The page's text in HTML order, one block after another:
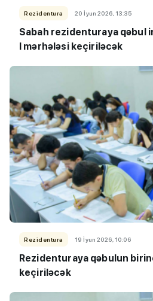
Rezidentura 20 İyun 2026, 13:35
Sabah rezidenturaya qəbul
I mərhələsi keçiriləcək
Rezidentura 19 İyun 2026, 10:06
Rezidenturaya qəbulun
keçiriləcək